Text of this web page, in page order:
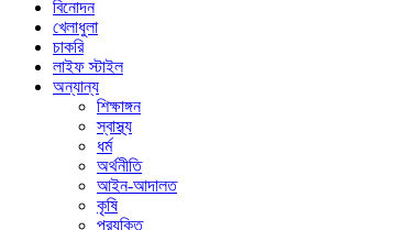
বিনোদন
খেলাধুলা
চাকরি
লাইফ স্টাইল
অন্যান্য
শিক্ষাঙ্গন
স্বাস্থ্য
ধর্ম
অর্থনীতি
আইন-আদালত
কৃষি
প্রযুক্তি